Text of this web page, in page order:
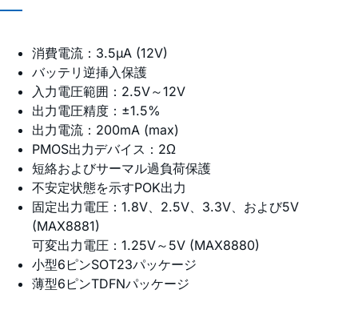
消費電流：3.5µA (12V)
バッテリ逆挿入保護
入力電圧範囲：2.5V～12V
出力電圧精度：±1.5%
出力電流：200mA (max)
PMOS出力デバイス：2Ω
短絡およびサーマル過負荷保護
不安定状態を示すPOK出力
固定出力電圧：1.8V、2.5V、3.3V、および5V
(MAX8881)
可変出力電圧：1.25V～5V (MAX8880)
小型6ピンSOT23パッケージ
薄型6ピンTDFNパッケージ